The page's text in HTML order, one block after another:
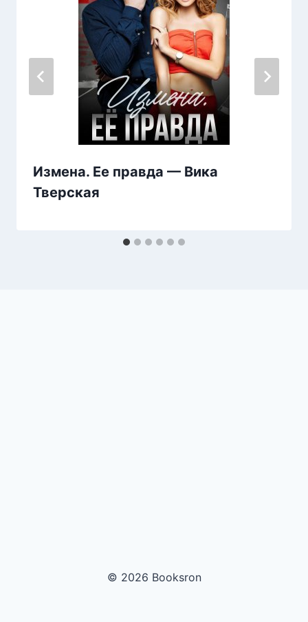
Измена. Ее правда — Вика
Тверская
© 2026 Booksron